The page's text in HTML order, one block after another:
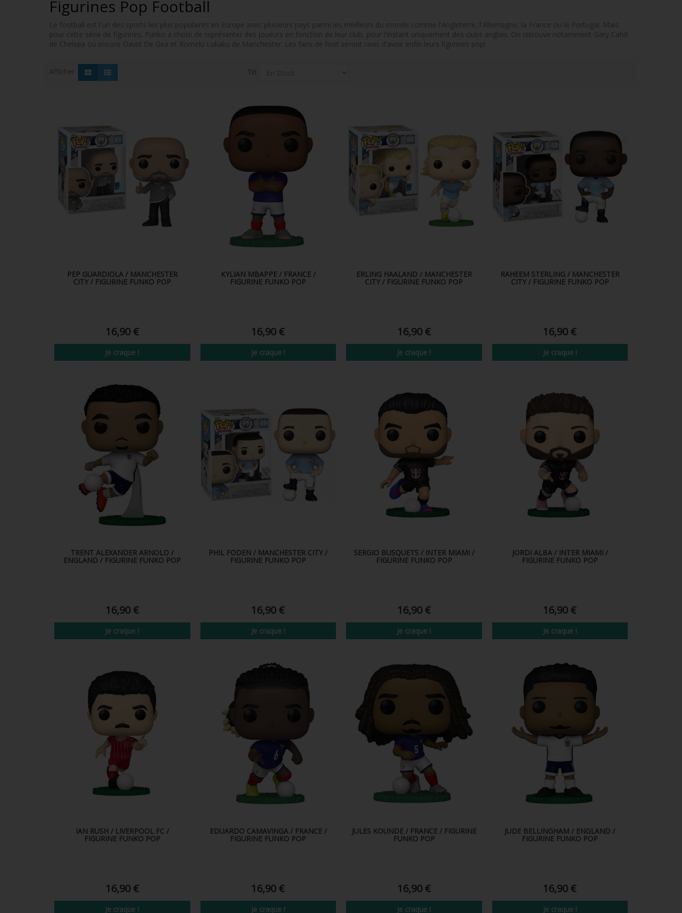
Figurines Pop Football
Le football est l'un des sports les plus populaires en Europe avec plusieurs pays parmi les meilleurs du monde comme l'Angleterre, l'Allemagne, la France ou le Portugal. Mais
pour cette série de figurines, Funko a choisi de représenter des joueurs en fonction de leur club, pour l'instant uniquement des clubs anglais. On retrouve notamment Gary Cahill
de Chelsea ou encore David De Gea et Romelu Lukaku de Manchester. Les fans de foot seront ravis d'avoir enfin leurs figurines pop!
PEP GUARDIOLA / MANCHESTER
CITY / FIGURINE FUNKO POP
16,90 €
Je craque !
KYLIAN MBAPPE / FRANCE /
FIGURINE FUNKO POP
16,90 €
Je craque !
ERLING HAALAND / MANCHESTER
CITY / FIGURINE FUNKO POP
16,90 €
Je craque !
RAHEEM STERLING / MANCHESTER
CITY / FIGURINE FUNKO POP
16,90 €
Je craque !
TRENT ALEXANDER ARNOLD /
ENGLAND / FIGURINE FUNKO POP
16,90 €
Je craque !
PHIL FODEN / MANCHESTER CITY /
FIGURINE FUNKO POP
16,90 €
Je craque !
SERGIO BUSQUETS / INTER MIAMI /
FIGURINE FUNKO POP
16,90 €
Je craque !
JORDI ALBA / INTER MIAMI /
FIGURINE FUNKO POP
16,90 €
Je craque !
IAN RUSH / LIVERPOOL FC /
FIGURINE FUNKO POP
16,90 €
Je craque !
EDUARDO CAMAVINGA / FRANCE /
FIGURINE FUNKO POP
16,90 €
Je craque !
JULES KOUNDE / FRANCE / FIGURINE
FUNKO POP
16,90 €
Je craque !
JUDE BELLINGHAM / ENGLAND /
FIGURINE FUNKO POP
16,90 €
Je craque !